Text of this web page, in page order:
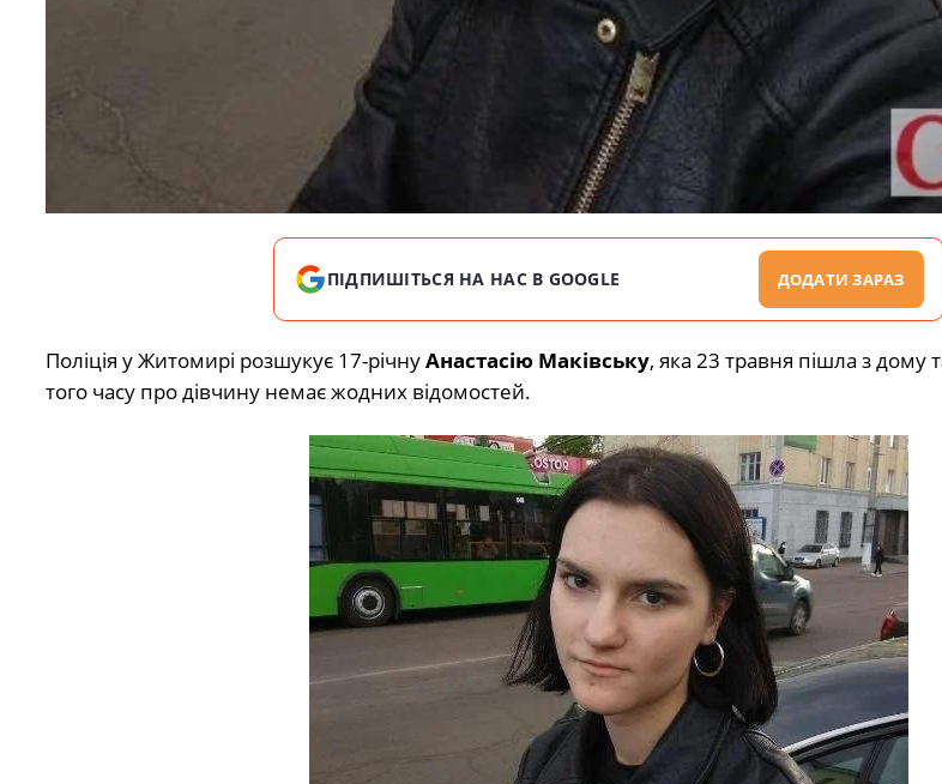
ПІДПИШІТЬСЯ НА НАС В GOOGLE ДОДАТИ ЗАРАЗ
Поліція у Житомирі розшукує 17-річнуАнастасію Маківську, яка 23 травня пішла з дому
того часу про дівчину немає жодних відомостей.